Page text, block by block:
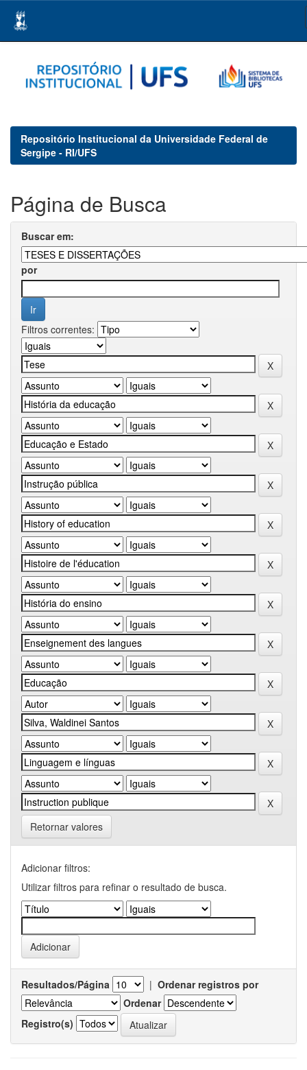
navigation
Repositório Institucional da Universidade Federal de
Sergipe - RI/UFS
Página de Busca
Buscar em:
por
Filtros correntes:
Retornar valores
Adicionar filtros:
Utilizar filtros para refinar o resultado de busca.
Resultados/Página | Ordenar registros por
Ordenar
Registro(s)